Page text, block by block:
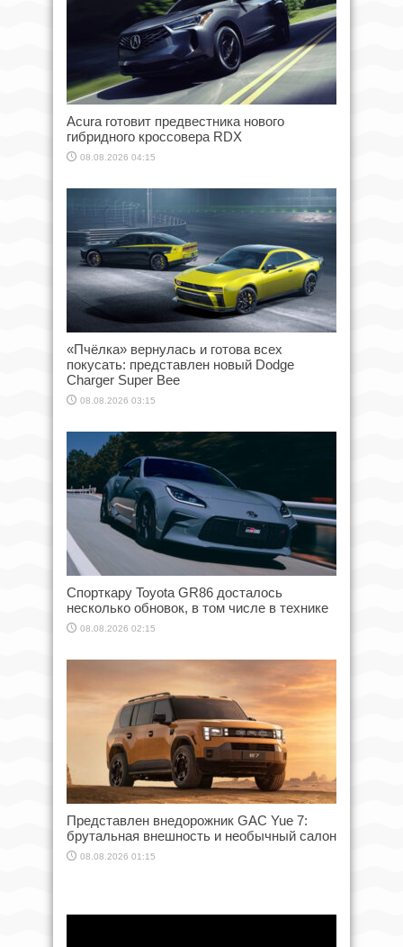
Acura готовит предвестника нового
гибридного кроссовера RDX
08.08.2026 04:15
«Пчёлка» вернулась и готова всех
покусать: представлен новый Dodge
Charger Super Bee
08.08.2026 03:15
Спорткару Toyota GR86 досталось
несколько обновок, в том числе в технике
08.08.2026 02:15
Представлен внедорожник GAC Yue 7:
брутальная внешность и необычный салон
08.08.2026 01:15